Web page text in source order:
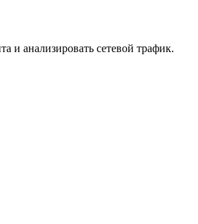
и анализировать сетевой трафик.